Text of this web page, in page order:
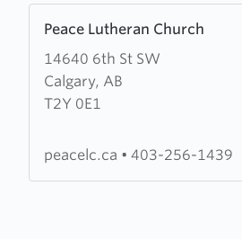
Peace Lutheran Church
14640 6th St SW
Calgary, AB
T2Y 0E1
more
about
Peace
Lutheran
peacelc.ca • 403-256-1439